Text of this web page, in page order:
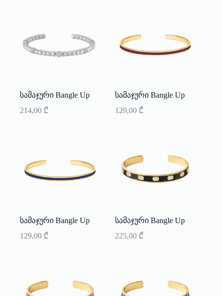
სამაჯური Bangle Up
214,00 ₾
სამაჯური Bangle Up
129,00 ₾
სამაჯური Bangle Up
129,00 ₾
სამაჯური Bangle Up
225,00 ₾